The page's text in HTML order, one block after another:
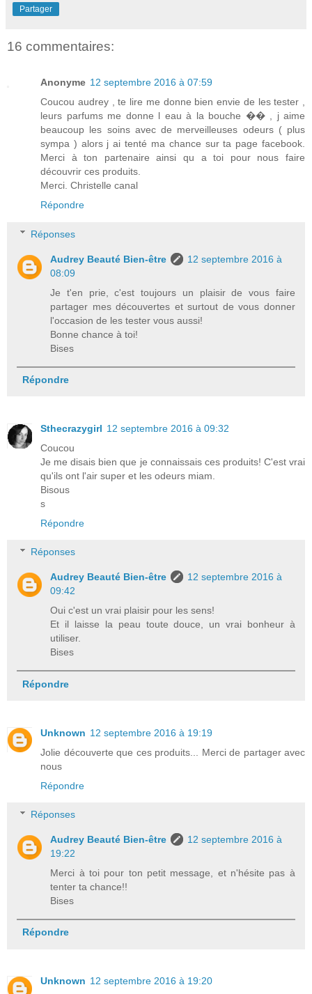
Partager
16 commentaires:
Anonyme 12 septembre 2016 à 07:59
Coucou audrey , te lire me donne bien envie de les tester ,
leurs parfums me donne l eau à la bouche �� , j aime
beaucoup les soins avec de merveilleuses odeurs ( plus
sympa ) alors j ai tenté ma chance sur ta page facebook.
Merci à ton partenaire ainsi qu a toi pour nous faire
découvrir ces produits.
Merci. Christelle canal
Répondre
Réponses
Audrey Beauté Bien-être
12 septembre 2016 à
08:09
Je t'en prie, c'est toujours un plaisir de vous faire
partager mes découvertes et surtout de vous donner
l'occasion de les tester vous aussi!
Bonne chance à toi!
Bises
Répondre
Sthecrazygirl 12 septembre 2016 à 09:32
Coucou
Je me disais bien que je connaissais ces produits! C'est vrai
qu'ils ont l'air super et les odeurs miam.
Bisous
s
Répondre
Réponses
Audrey Beauté Bien-être
12 septembre 2016 à
09:42
Oui c'est un vrai plaisir pour les sens!
Et il laisse la peau toute douce, un vrai bonheur à
utiliser.
Bises
Répondre
Unknown 12 septembre 2016 à 19:19
Jolie découverte que ces produits... Merci de partager avec
nous
Répondre
Réponses
Audrey Beauté Bien-être
12 septembre 2016 à
19:22
Merci à toi pour ton petit message, et n'hésite pas à
tenter ta chance!!
Bises
Répondre
Unknown 12 septembre 2016 à 19:20